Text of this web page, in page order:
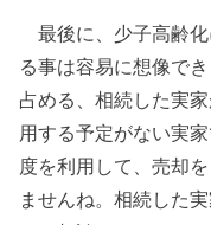
最後に、少子高齢化
る事は容易に想像で
占める、相続した実
用する予定がない実
度を利用して、売却
ませんね。相続した